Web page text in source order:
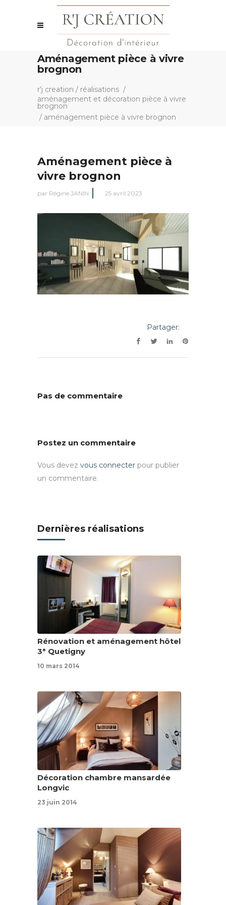
Aménagement pièce à vivre
brognon
r'j creation / réalisations /
aménagement et décoration pièce à vivre
brognon
/ aménagement pièce à vivre brognon
Aménagement pièce à
vivre brognon
par Régine JANIN 25 avril 2023
Partager:
Pas de commentaire
Postez un commentaire
Vous devez vous connecter pour publier
un commentaire.
Dernières réalisations
Rénovation et aménagement hôtel
3* Quetigny
10 mars 2014
Décoration chambre mansardée
Longvic
23 juin 2014